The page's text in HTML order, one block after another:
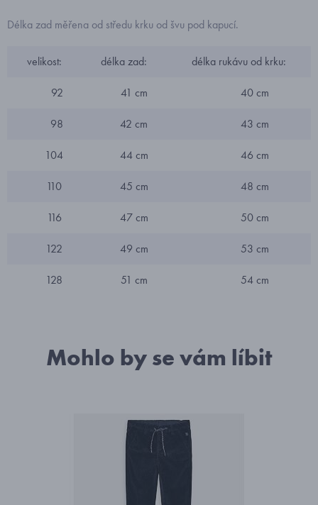
Délka zad měřena od středu krku od švu pod kapucí.
velikost: délka zad: délka rukávu od krku:
92 41 cm 40 cm
98 42 cm 43 cm
104 44 cm 46 cm
110 45 cm 48 cm
116 47 cm 50 cm
122 49 cm 53 cm
128 51 cm 54 cm
Mohlo by se vám líbit